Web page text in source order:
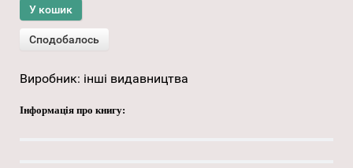
Виробник: інші видавництва
Інформація про книгу: